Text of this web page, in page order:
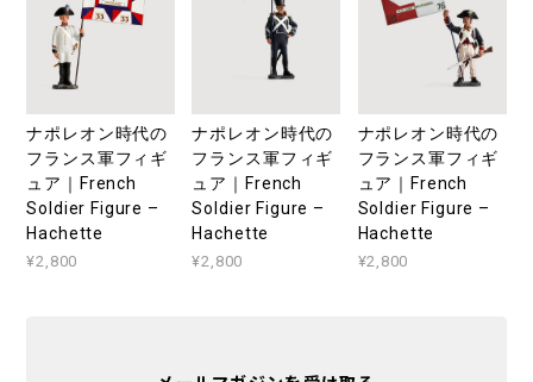
ナポレオン時代の
フランス軍フィギ
ュア｜French
Soldier Figure –
Hachette
¥2,800
ナポレオン時代の
フランス軍フィギ
ュア｜French
Soldier Figure –
Hachette
¥2,800
ナポレオン時代の
フランス軍フィギ
ュア｜French
Soldier Figure –
Hachette
¥2,800